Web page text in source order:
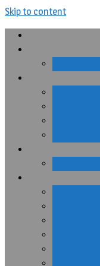
Skip to content